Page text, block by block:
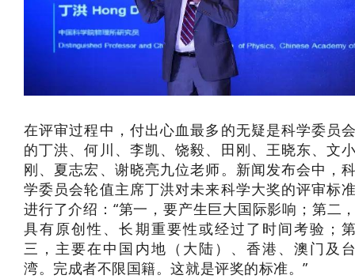
在评审过程中，付出心血最多的无疑是科学委员
的丁洪、何川、李凯、饶毅、田刚、王晓东、文
刚、夏志宏、谢晓亮九位老师。新闻发布会中，
学委员会轮值主席丁洪对未来科学大奖的评审标
进行了介绍：“第一，要产生巨大国际影响；第二
具有原创性、长期重要性或经过了时间考验；
三，主要在中国 内地 （ 大陆 ）、香港、澳门及
湾。完成者不限国籍。这就是评奖的标准。”